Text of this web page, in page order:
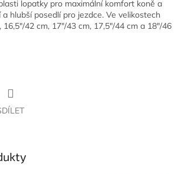
lopatky pro maximální komfort koně a
hlubší posedlí pro jezdce. Ve velikostech
16,5"/42 cm, 17"/43 cm, 17,5"/44 cm a 18"/46